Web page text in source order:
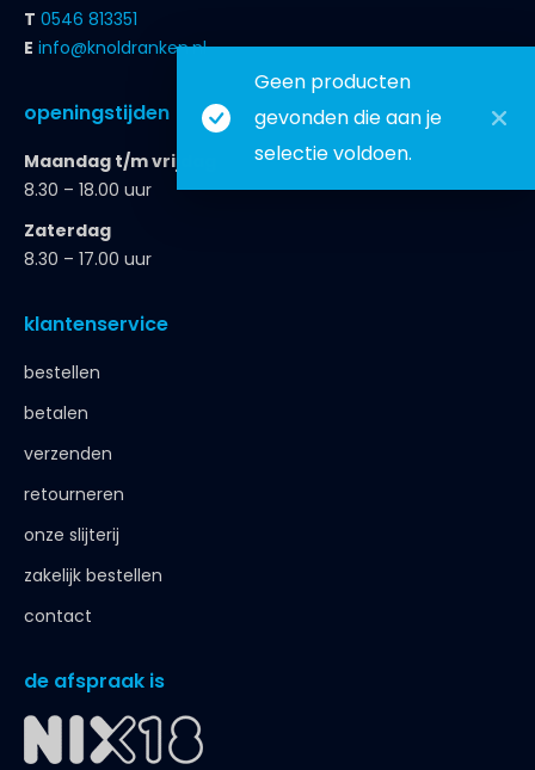
Geen producten
gevonden die aan je
selectie voldoen.
T 0546 813351
E info@knoldranken.nl
openingstijden
Maandag t/m vrijdag
8.30 – 18.00 uur
Zaterdag
8.30 – 17.00 uur
klantenservice
bestellen
betalen
verzenden
retourneren
onze slijterij
zakelijk bestellen
contact
de afspraak is